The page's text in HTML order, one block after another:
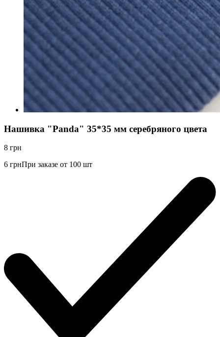
Нашивка "Panda" 35*35 мм серебряного цвета
8 грн
6 грнПри заказе от 100 шт